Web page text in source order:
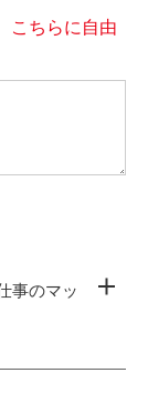
こちらに自由
事のマッ